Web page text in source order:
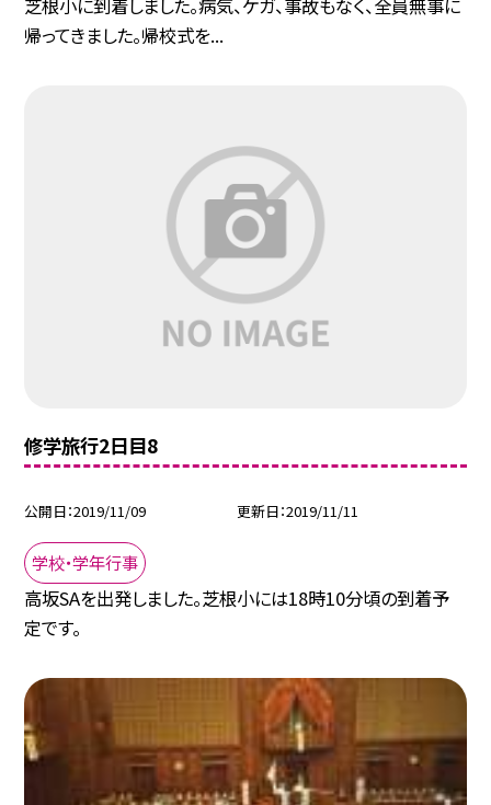
芝根小に到着しました。病気、ケガ、事故もなく、全員無事に
帰ってきました。帰校式を...
修学旅行2日目8
公開日 2019/11/09 更新日 2019/11/11
学校・学年行事
高坂SAを出発しました。芝根小には18時10分頃の到着予
定です。